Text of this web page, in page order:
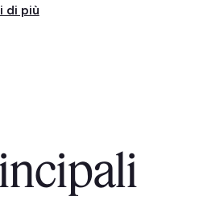
di più